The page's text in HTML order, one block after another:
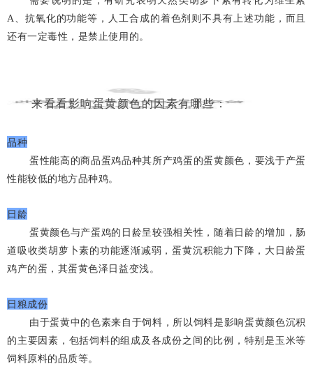
A、抗氧化的功能等，人工合成的着色剂则不具有上述功能，而且
还有一定毒性，是禁止使用的。
来看看影响蛋黄颜色的因素有哪些：
品种
蛋性能高的商品蛋鸡品种其所产鸡蛋的蛋黄颜色，要浅于产蛋
性能较低的地方品种鸡。
日龄
蛋黄颜色与产蛋鸡的日龄呈较强相关性，随着日龄的增加，肠
道吸收类胡萝卜素的功能逐渐减弱，蛋黄沉积能力下降，大日龄蛋
鸡产的蛋，其蛋黄色泽日益变浅。
日粮成份
由于蛋黄中的色素来自于饲料，所以饲料是影响蛋黄颜色沉积
的主要因素，包括饲料的组成及各成份之间的比例，特别是玉米等
饲料原料的品质等。